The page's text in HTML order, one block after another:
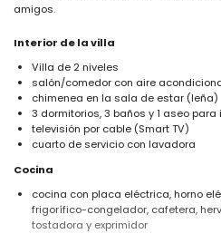
amigos.
Interior de la villa
Villa de 2 niveles
salón/comedor con aire
chimenea en la sala de estar (leña)
3 dormitorios, 3 baños y 1 aseo
televisión por cable (Smart TV)
cuarto de servicio con lavadora
Cocina
cocina con placa eléctrica, horno
frigorífico-congelador, cafetera,
tostadora y exprimidor